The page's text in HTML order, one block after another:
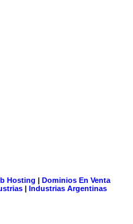
Hosting | Dominios En Venta
| Industrias Argentinas